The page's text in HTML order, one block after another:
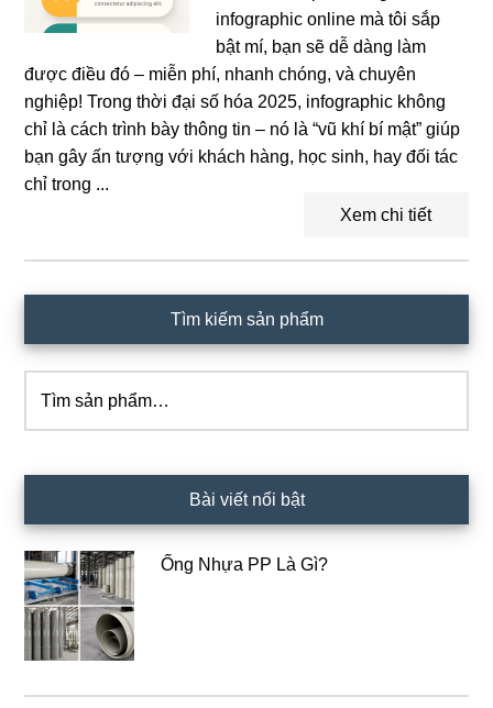
infographic online mà tôi sắp
bật mí, bạn sẽ dễ dàng làm
được điều đó – miễn phí, nhanh chóng, và chuyên
nghiệp! Trong thời đại số hóa 2025, infographic không
chỉ là cách trình bày thông tin – nó là “vũ khí bí mật” giúp
bạn gây ấn tượng với khách hàng, học sinh, hay đối tác
chỉ trong ...
Xem chi tiết
chính
Tìm kiếm sản phẩm
kiếm:
Bài viết nổi bật
Ống Nhựa PP Là Gì?